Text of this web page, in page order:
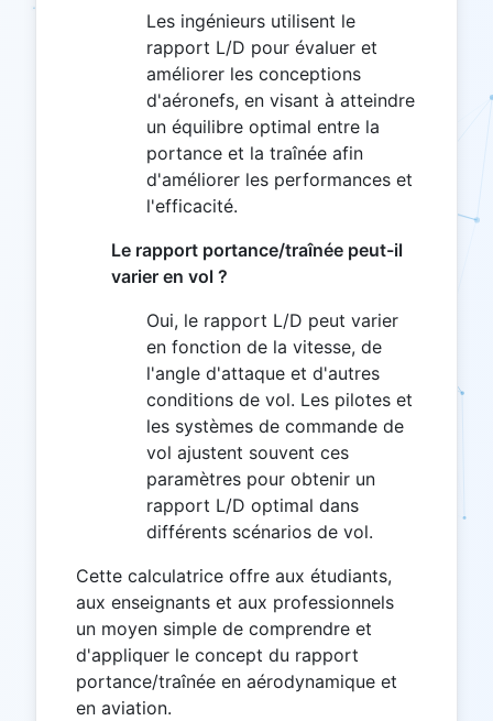
Les ingénieurs utilisent le
rapport L/D pour évaluer et
améliorer les conceptions
d'aéronefs, en visant à atteindre
un équilibre optimal entre la
portance et la traînée afin
d'améliorer les performances et
l'efficacité.
Le rapport portance/traînée peut-il
varier en vol ?
Oui, le rapport L/D peut varier
en fonction de la vitesse, de
l'angle d'attaque et d'autres
conditions de vol. Les pilotes et
les systèmes de commande de
vol ajustent souvent ces
paramètres pour obtenir un
rapport L/D optimal dans
différents scénarios de vol.
Cette calculatrice offre aux étudiants,
aux enseignants et aux professionnels
un moyen simple de comprendre et
d'appliquer le concept du rapport
portance/traînée en aérodynamique et
en aviation.